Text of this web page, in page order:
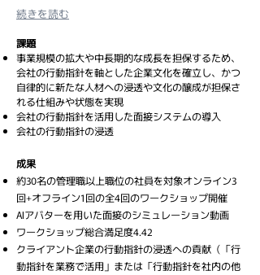
続きを読む
課題
事業規模の拡大や中長期的な成長を担保するため、
会社の行動指針を軸とした企業文化を確立し、かつ
自律的に新たな人材への浸透や文化の醸成が担保さ
れる仕組みや状態を実現
会社の行動指針を活用した面接システムの導入
会社の行動指針の浸透
成果
約30名の管理職以上職位の社員を対象オンライン3
回+オフライン1回の全4回のワークショップ開催
AIアバターを用いた面接のシミュレーション動画
ワークショップ総合満足度4.42
クライアント企業の行動指針の浸透への貢献（「行
動指針を業務で活用」または「行動指針を社内の他